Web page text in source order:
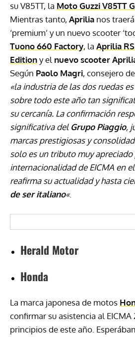
su V85TT, la Moto Guzzi V85TT
Mientras tanto, Aprilia nos
‘premium’ y un nuevo scooter
Tuono 660 Factory, la Aprilia
Editiony el nuevo scooter
Según Paolo Magri, consejero
«la industria de las dos ruedas
sobre todo este año tan
su cercanía. La confirmación
significativa del Grupo Piaggio,
marcas prestigiosas y
solo es un tributo muy apreciado
internacionalidad de EICMA en
reafirma su actualidad y hasta
de ser italiano«.
Herald Motor
Honda
La marca japonesa de motos
confirmar su asistencia al EICMA
principios de este año.